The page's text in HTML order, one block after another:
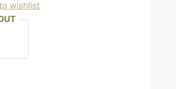
wishlist